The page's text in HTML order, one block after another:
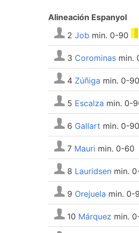
Alineación Espanyol
2 Job min. 0-90
3 Corominas min.
4 Zúñiga min. 0-90
5 Escalza min. 0-
6 Gallart min. 0-90
7 Mauri min. 0-60
8 Lauridsen min.
9 Orejuela min. 0-
10 Márquez min.